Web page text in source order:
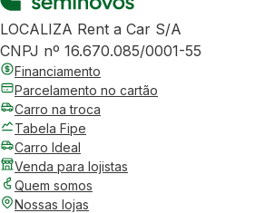
LOCALIZA Rent a Car S/A
CNPJ nº 16.670.085/0001-55
Financiamento
Parcelamento no cartão
Carro na troca
Tabela Fipe
Carro Ideal
Venda para lojistas
Quem somos
Nossas lojas